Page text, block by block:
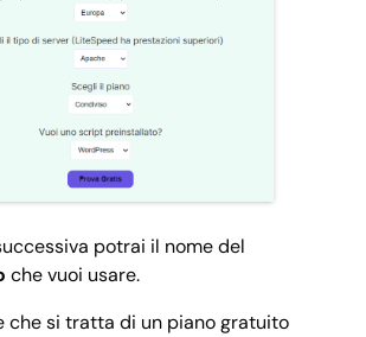
potrai il nome del
che vuoi usare.
che si tratta di un piano gratuito